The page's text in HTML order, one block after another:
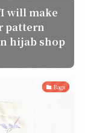
/I will make
pattern
hijab shop
Bags